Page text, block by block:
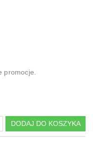
promocje.
DODAJ DO KOSZYKA